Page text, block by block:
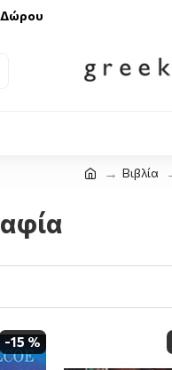
Δώρου
Βιβλία
-15 %